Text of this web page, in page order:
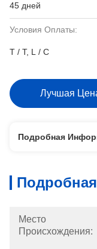
45 дней
Условия Оплаты:
T / T, L / C
Лучшая
Подробная
Место
Происхождения: